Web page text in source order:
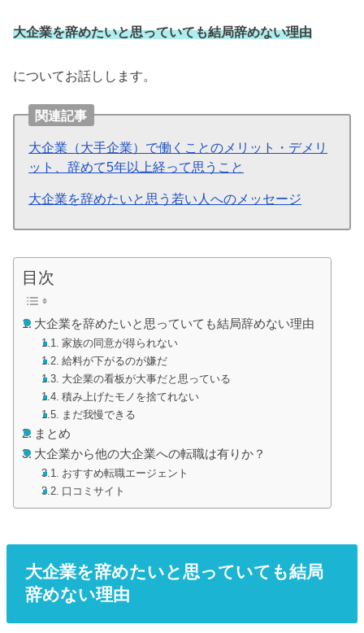
大企業を辞めたいと思っていても結局辞めない理由
についてお話しします。
関連記事
大企業（大手企業）で働くことのメリット・デメリ
ット、辞めて5年以上経って思うこと
大企業を辞めたいと思う若い人へのメッセージ
目次
大企業を辞めたいと思っていても結局辞めない理由
家族の同意が得られない
給料が下がるのが嫌だ
大企業の看板が大事だと思っている
積み上げたモノを捨てれない
まだ我慢できる
まとめ
大企業から他の大企業への転職は有りか？
おすすめ転職エージェント
口コミサイト
大企業を辞めたいと思っていても結局
辞めない理由